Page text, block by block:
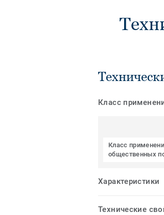
Класс
Класс
общественных
Характеристики
Технические